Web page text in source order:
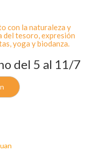
con la naturaleza y
del tesoro, expresión
yoga y biodanza.
del 5 al 11/7